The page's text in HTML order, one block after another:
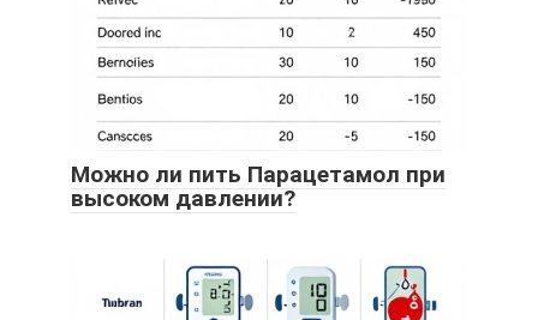
Можно ли пить Парацетамол при
высоком давлении?